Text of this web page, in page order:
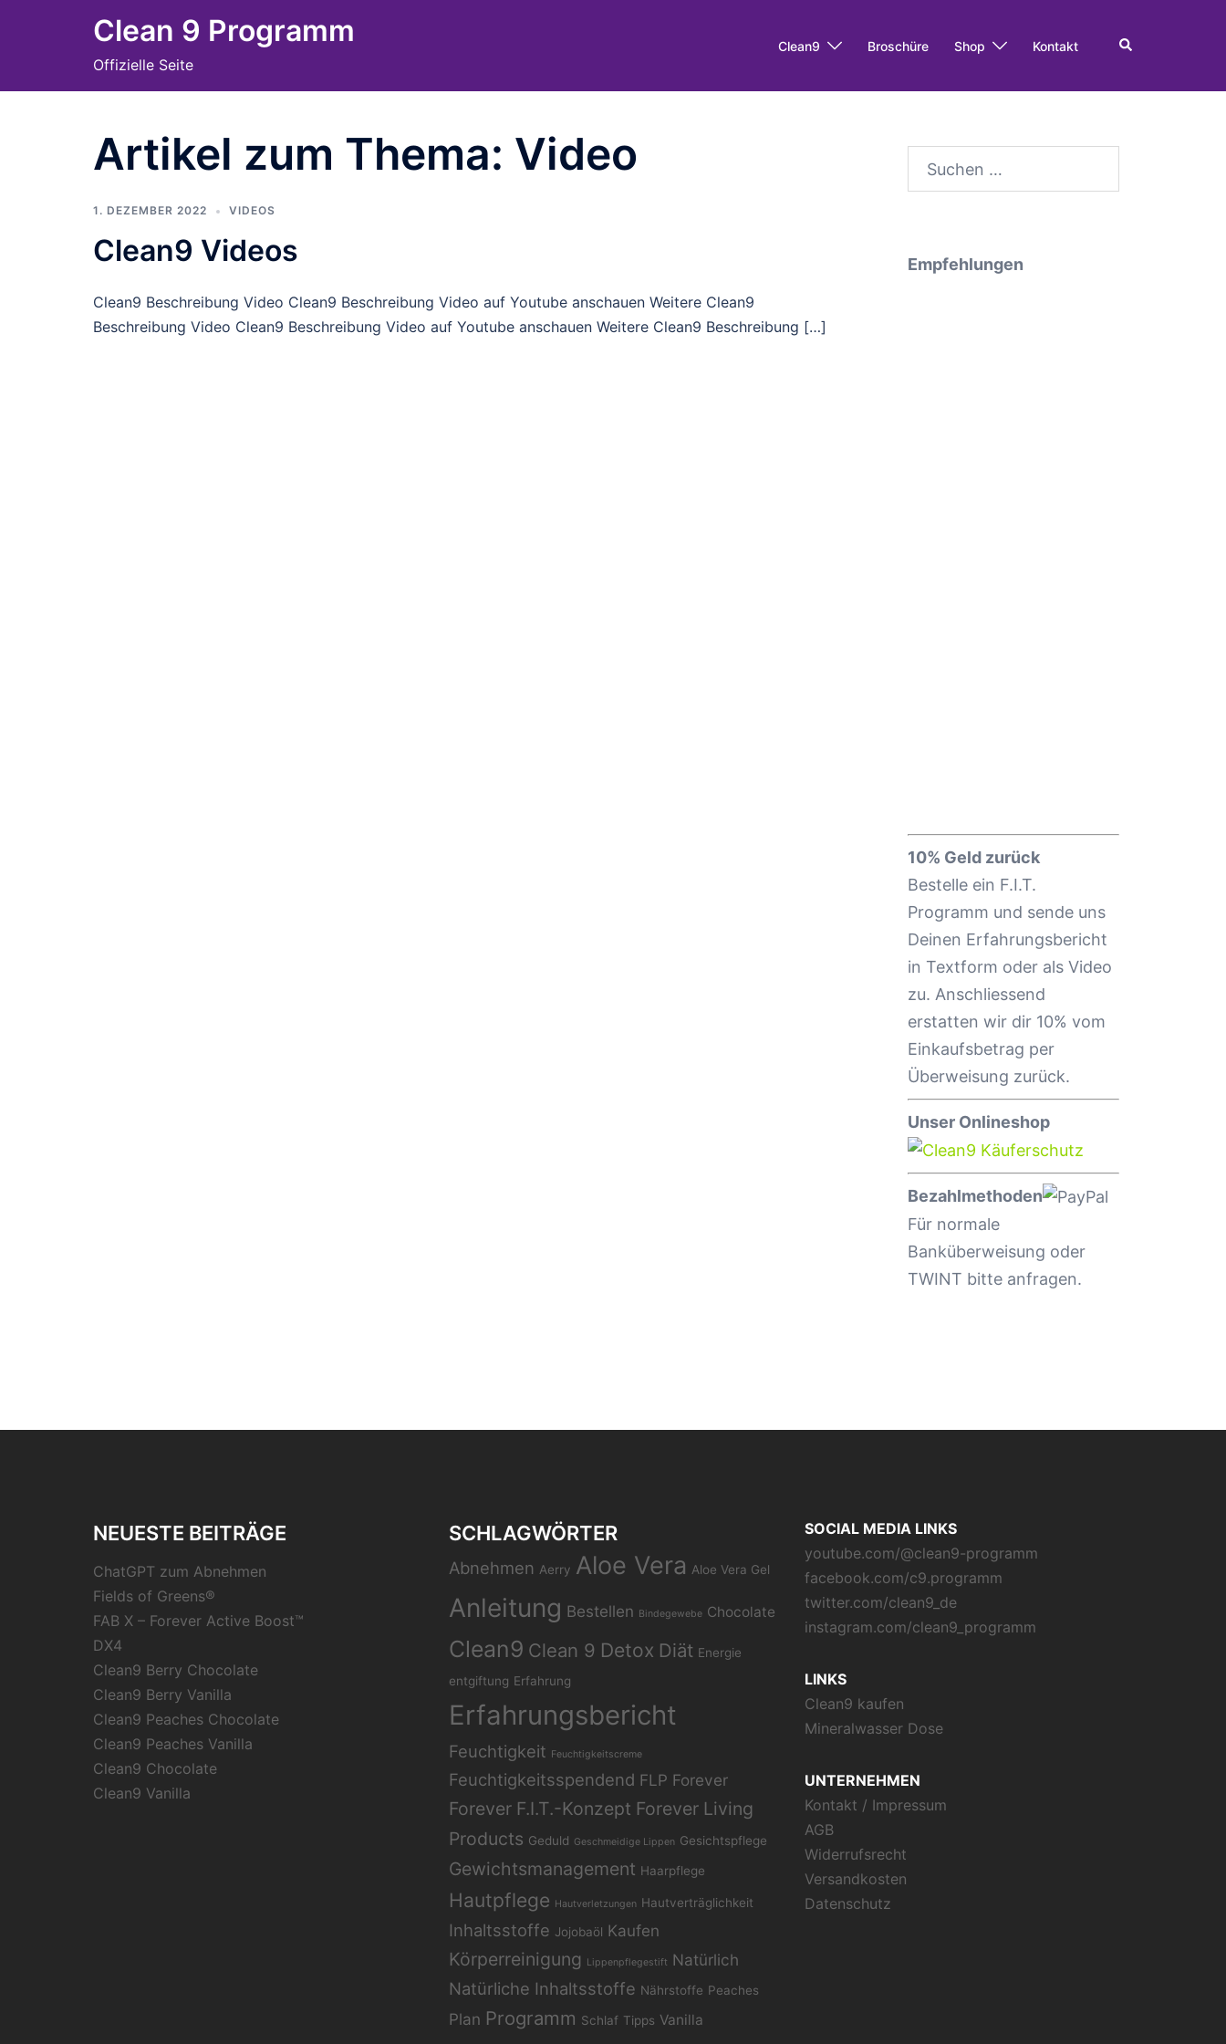
Clean 9 Programm
Offizielle Seite
Clean9 Broschüre Shop Kontakt Search
Artikel zum Thema: Video
1. DEZEMBER 2022 VIDEOS
Clean9 Videos
Clean9 Beschreibung Video Clean9 Beschreibung Video auf Youtube anschauen Weitere Clean9
Beschreibung Video Clean9 Beschreibung Video auf Youtube anschauen Weitere Clean9 Beschreibung […]
Suche
Empfehlungen
10% Geld zurück
Bestelle ein F.I.T.
Programm und sende uns
Deinen Erfahrungsbericht
in Textform oder als Video
zu. Anschliessend
erstatten wir dir 10% vom
Einkaufsbetrag per
Überweisung zurück.
Unser Onlineshop
Bezahlmethoden
Für normale
Banküberweisung oder
TWINT bitte anfragen.
NEUESTE BEITRÄGE
ChatGPT zum Abnehmen
Fields of Greens®
FAB X – Forever Active Boost™
DX4
Clean9 Berry Chocolate
Clean9 Berry Vanilla
Clean9 Peaches Chocolate
Clean9 Peaches Vanilla
Clean9 Chocolate
Clean9 Vanilla
SCHLAGWÖRTER
Abnehmen Aerry Aloe Vera Aloe Vera Gel
Anleitung Bestellen Bindegewebe Chocolate
Clean9 Clean 9 Detox Diät Energie
entgiftung Erfahrung
Erfahrungsbericht
Feuchtigkeit Feuchtigkeitscreme
Feuchtigkeitsspendend FLP Forever
Forever F.I.T.-Konzept Forever Living
Products Geduld Geschmeidige Lippen Gesichtspflege
Gewichtsmanagement Haarpflege
Hautpflege Hautverletzungen Hautverträglichkeit
Inhaltsstoffe Jojobaöl Kaufen
Körperreinigung Lippenpflegestift Natürlich
Natürliche Inhaltsstoffe Nährstoffe Peaches
Plan Programm Schlaf Tipps Vanilla
SOCIAL MEDIA LINKS
youtube.com/@clean9-programm
facebook.com/c9.programm
twitter.com/clean9_de
instagram.com/clean9_programm
LINKS
Clean9 kaufen
Mineralwasser Dose
UNTERNEHMEN
Kontakt / Impressum
AGB
Widerrufsrecht
Versandkosten
Datenschutz